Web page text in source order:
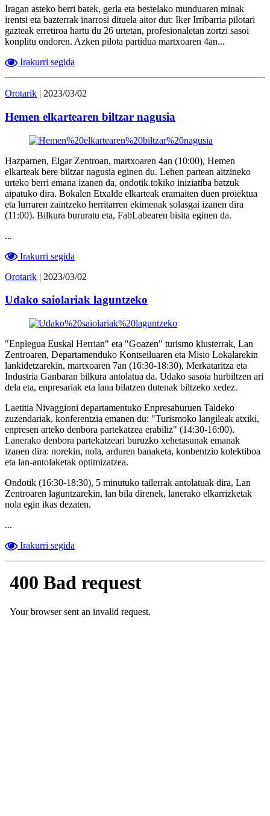
Iragan asteko berri batek, gerla eta bestelako munduaren minak
irentsi eta bazterrak inarrosi dituela aitor dut: Iker Irribarria pilotari
gazteak erretiroa hartu du 26 urtetan, profesionaletan zortzi sasoi
konplitu ondoren. Azken pilota partidua martxoaren 4an...
Irakurri segida
Orotarik | 2023/03/02
Hemen elkartearen biltzar nagusia
Hazparnen, Elgar Zentroan, martxoaren 4an (10:00), Hemen
elkarteak bere biltzar nagusia eginen du. Lehen partean aitzineko
urteko berri emana izanen da, ondotik tokiko iniziatiba batzuk
aipatuko dira. Bokalen Etxalde elkarteak eramaiten duen proiektua
eta lurraren zaintzeko herritarren ekimenak solasgai izanen dira
(11:00). Bilkura bururatu eta, FabLabearen bisita eginen da.
...
Irakurri segida
Orotarik | 2023/03/02
Udako saiolariak laguntzeko
"Enplegua Euskal Herrian" eta "Goazen" turismo klusterrak, Lan
Zentroaren, Departamenduko Kontseiluaren eta Misio Lokalarekin
lankidetzarekin, martxoaren 7an (16:30-18:30), Merkataritza eta
Industria Ganbaran bilkura antolatua da. Udako sasoia hurbiltzen ari
dela eta, enpresariak eta lana bilatzen dutenak biltzeko xedez.
Laetitia Nivaggioni departamentuko Enpresaburuen Taldeko
zuzendariak, konferentzia emanen du: "Turismoko langileak atxiki,
enpresen arteko denbora partekatzea erabiliz" (14:30-16:00).
Lanerako denbora partekatzeari buruzko xehetasunak emanak
izanen dira: norekin, nola, arduren banaketa, konbentzio kolektiboa
eta lan-antolaketak optimizatzea.
Ondotik (16:30-18:30), 5 minutuko tailerrak antolatuak dira, Lan
Zentroaren laguntzarekin, lan bila direnek, lanerako elkarrizketak
nola egin ikas dezaten.
...
Irakurri segida